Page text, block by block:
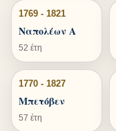
1769 - 1821
Ναπολέων Α
52 έτη
1770 - 1827
Μπετόβεν
57 έτη